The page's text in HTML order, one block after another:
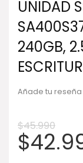
UNIDAD
240GB,
Añade tu reseña
$45.990
El
$